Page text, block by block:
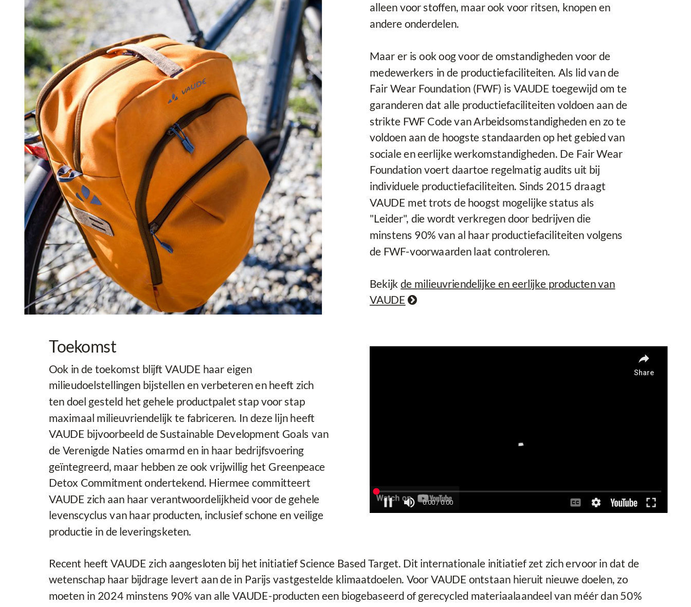
alleen voor stoffen, maar ook voor ritsen, knopen en
andere onderdelen.
Maar er is ook oog voor de omstandigheden voor de
medewerkers in de productiefaciliteiten. Als lid van de
Fair Wear Foundation (FWF) is VAUDE toegewijd om te
garanderen dat alle productiefaciliteiten voldoen aan de
strikte FWF Code van Arbeidsomstandigheden en zo te
voldoen aan de hoogste standaarden op het gebied van
sociale en eerlijke werkomstandigheden. De Fair Wear
Foundation voert daartoe regelmatig audits uit bij
individuele productiefaciliteiten. Sinds 2015 draagt
VAUDE met trots de hoogst mogelijke status als
"Leider", die wordt verkregen door bedrijven die
minstens 90% van al haar productiefaciliteiten volgens
de FWF-voorwaarden laat controleren.
Bekijkde milieuvriendelijke en eerlijke producten van
VAUDE 
Toekomst
Ook in de toekomst blijft VAUDE haar eigen
milieudoelstellingen bijstellen en verbeteren en heeft zich
ten doel gesteld het gehele productpalet stap voor stap
maximaal milieuvriendelijk te fabriceren. In deze lijn heeft
VAUDE bijvoorbeeld de Sustainable Development Goals van
de Verenigde Naties omarmd en in haar bedrijfsvoering
geïntegreerd, maar hebben ze ook vrijwillig het Greenpeace
Detox Commitment ondertekend. Hiermee committeert
VAUDE zich aan haar verantwoordelijkheid voor de gehele
levenscyclus van haar producten, inclusief schone en veilige
productie in de leveringsketen.
Recent heeft VAUDE zich aangesloten bij het initiatief Science Based Target. Dit internationale initiatief zet zich ervoor in dat de
wetenschap haar bijdrage levert aan de in Parijs vastgestelde klimaatdoelen. Voor VAUDE ontstaan hieruit nieuwe doelen, zo
moeten in 2024 minstens 90% van alle VAUDE-producten een biogebaseerd of gerecycled materiaalaandeel van méér dan 50%